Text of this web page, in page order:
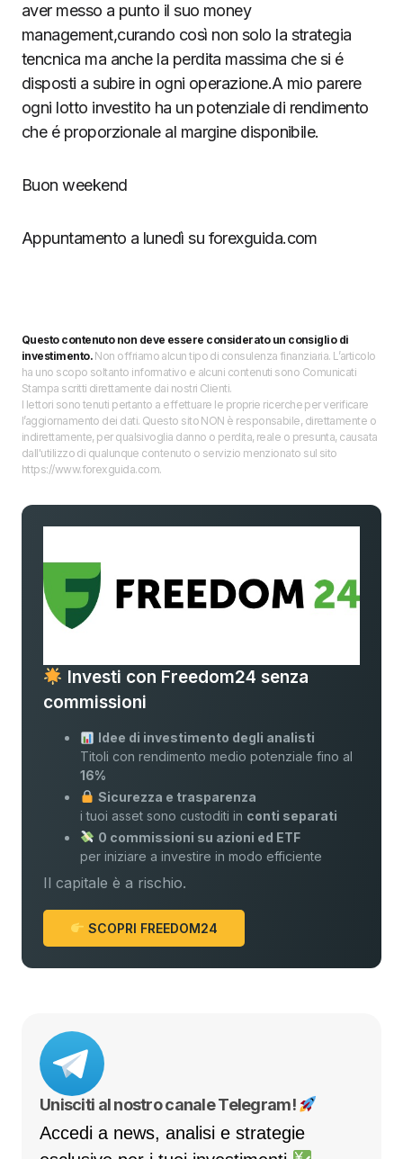
aver messo a punto il suo money
management,curando così non solo la strategia
tencnica ma anche la perdita massima che si é
disposti a subire in ogni operazione.A mio parere
ogni lotto investito ha un potenziale di rendimento
che é proporzionale al margine disponibile.
Buon weekend
Appuntamento a lunedì su forexguida.com
Questo contenuto non deve essere considerato un consiglio di
investimento.Non offriamo alcun tipo di consulenza finanziaria. L’articolo
ha uno scopo soltanto informativo e alcuni contenuti sono Comunicati
Stampa scritti direttamente dai nostri Clienti.
I lettori sono tenuti pertanto a effettuare le proprie ricerche per verificare
l’aggiornamento dei dati. Questo sito NON è responsabile, direttamente o
indirettamente, per qualsivoglia danno o perdita, reale o presunta, causata
dall'utilizzo di qualunque contenuto o servizio menzionato sul sito
https://www.forexguida.com.
Investi con Freedom24 senza
commissioni
Idee di investimento degli analisti
Titoli con rendimento medio potenziale fino al
16%
Sicurezza e trasparenza
i tuoi asset sono custoditi in conti separati
0 commissioni su azioni ed ETF
per iniziare a investire in modo efficiente
Il capitale è a rischio.
SCOPRI FREEDOM24
Unisciti al nostro canale Telegram!
Accedi a news, analisi e strategie